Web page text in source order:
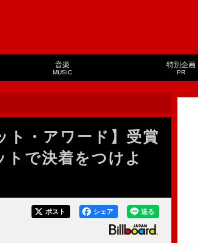
音楽
MUSIC
特別企画
PR
ト・アワード】受賞
で決着をつけよ
送る
シェア
ポスト